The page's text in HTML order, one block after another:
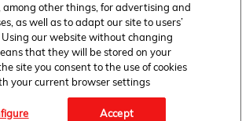
among other things, for advertising and
as well as to adapt our site to users’
our website without changing
that they will be stored on your
site you consent to the use of cookies
your current browser settings
Accept